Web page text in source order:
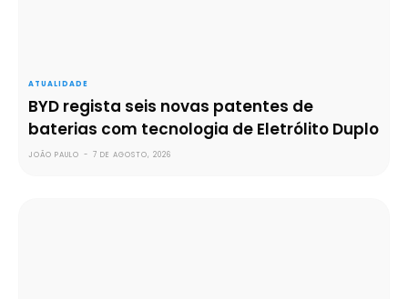
ATUALIDADE
BYD regista seis novas patentes de
baterias com tecnologia de Eletrólito Duplo
JOÃO PAULO - 7 DE AGOSTO, 2026